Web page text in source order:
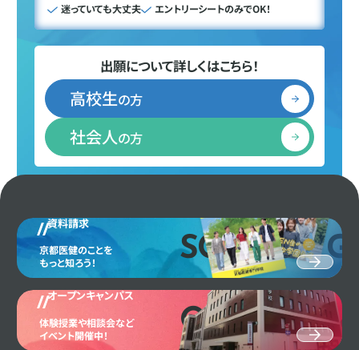
迷っていても大丈夫
エントリーシートのみでOK！
出願について詳しくはこちら！
高校生の方
社会人の方
SCHOOL
資料請求
京都医健のことを
もっと知ろう！
OPEN
オープンキャンパス
体験授業や相談会など
イベント開催中！